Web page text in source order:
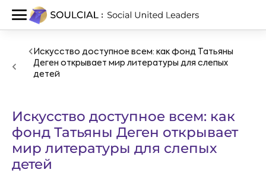
Искусство доступное всем: как фонд Татьяны
Деген открывает мир литературы для слепых
детей
Искусство доступное всем: как
фонд Татьяны Деген открывает
мир литературы для слепых
детей